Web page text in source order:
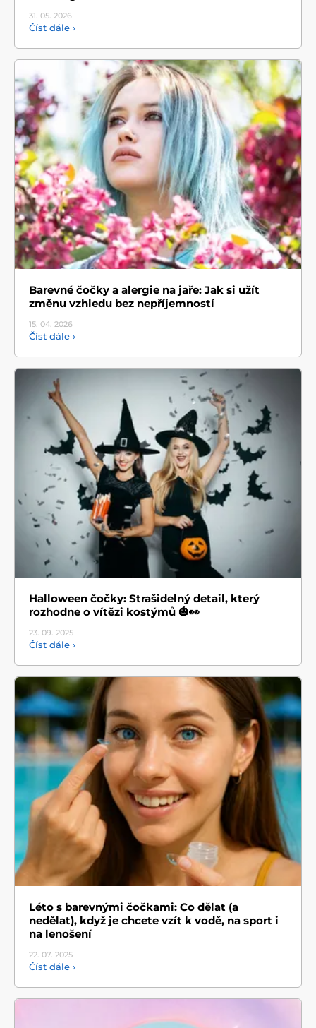
31. 05. 2026
Číst dále ›
Barevné čočky a alergie na jaře: Jak si užít
změnu vzhledu bez nepříjemností
15. 04. 2026
Číst dále ›
Halloween čočky: Strašidelný detail, který
rozhodne o vítězi kostýmů 🎃👀
23. 09. 2025
Číst dále ›
Léto s barevnými čočkami: Co dělat (a
nedělat), když je chcete vzít k vodě, na sport i
na lenošení
22. 07. 2025
Číst dále ›